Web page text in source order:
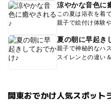
涼やかな音色に
この夏は浴衣を着
親子で絵付け体験
夏の朝に早起き
親子で神秘的なハ
スイレンとの違い
関東おでかけ人気スポット